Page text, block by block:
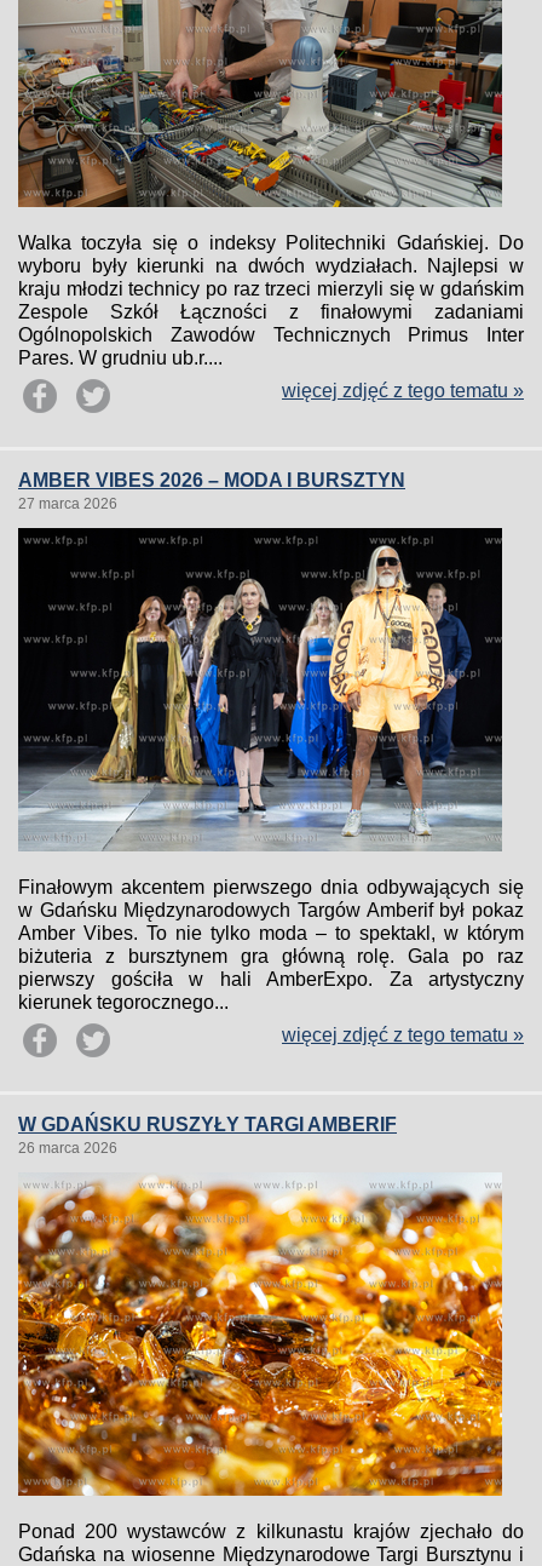
Walka toczyła się o indeksy Politechniki Gdańskiej. Do
wyboru były kierunki na dwóch wydziałach. Najlepsi w
kraju młodzi technicy po raz trzeci mierzyli się w gdańskim
Zespole Szkół Łączności z finałowymi zadaniami
Ogólnopolskich Zawodów Technicznych Primus Inter
Pares. W grudniu ub.r....
więcej zdjęć z tego tematu »
AMBER VIBES 2026 – MODA I BURSZTYN
27 marca 2026
Finałowym akcentem pierwszego dnia odbywających się
w Gdańsku Międzynarodowych Targów Amberif był pokaz
Amber Vibes. To nie tylko moda – to spektakl, w którym
biżuteria z bursztynem gra główną rolę. Gala po raz
pierwszy gościła w hali AmberExpo. Za artystyczny
kierunek tegorocznego...
więcej zdjęć z tego tematu »
W GDAŃSKU RUSZYŁY TARGI AMBERIF
26 marca 2026
Ponad 200 wystawców z kilkunastu krajów zjechało do
Gdańska na wiosenne Międzynarodowe Targi Bursztynu i